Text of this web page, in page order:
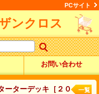
PCサイト
ンクロス
お問い合わせ
ーターデッキ［２０
一覧